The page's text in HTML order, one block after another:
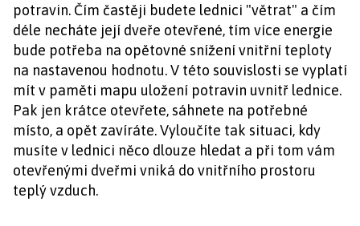
potravin. Čím častěji budete lednici "větrat" a čím
déle necháte její dveře otevřené, tím více energie
bude potřeba na opětovné snížení vnitřní teploty
na nastavenou hodnotu. V této souvislosti se vyplatí
mít v paměti mapu uložení potravin uvnitř lednice.
Pak jen krátce otevřete, sáhnete na potřebné
místo, a opět zavíráte. Vyloučíte tak situaci, kdy
musíte v lednici něco dlouze hledat a při tom vám
otevřenými dveřmi vniká do vnitřního prostoru
teplý vzduch.